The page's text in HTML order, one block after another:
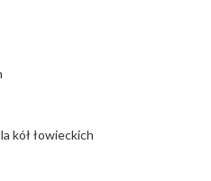
kół łowieckich